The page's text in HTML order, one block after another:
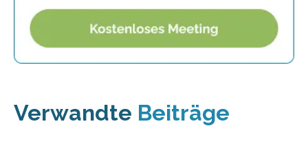
Verwandte Beiträge